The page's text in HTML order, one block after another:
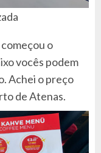
o
vocês podem
Achei o preço
de Atenas.